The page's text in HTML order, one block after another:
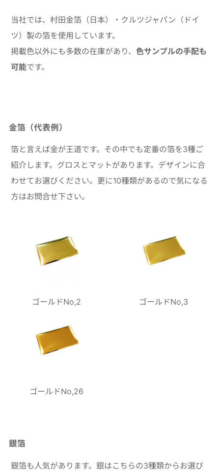
当社では、村田金箔（日本）・クルツジャパン（ドイ
ツ）製の箔を使用しています。
掲載色以外にも多数の在庫があり、 色サンプルの手配も
可能です。
金箔（代表例）
箔と言えば金が王道です。その中でも定番の箔を3種ご
紹介します。グロスとマットがあります。デザインに合
わせてお選びください。更に10種類があるので気になる
方はお問合せ下さい。
ゴールドNo,2 ゴールドNo,3
ゴールドNo,26
銀箔
銀箔も人気があります。銀はこちらの3種類からお選び